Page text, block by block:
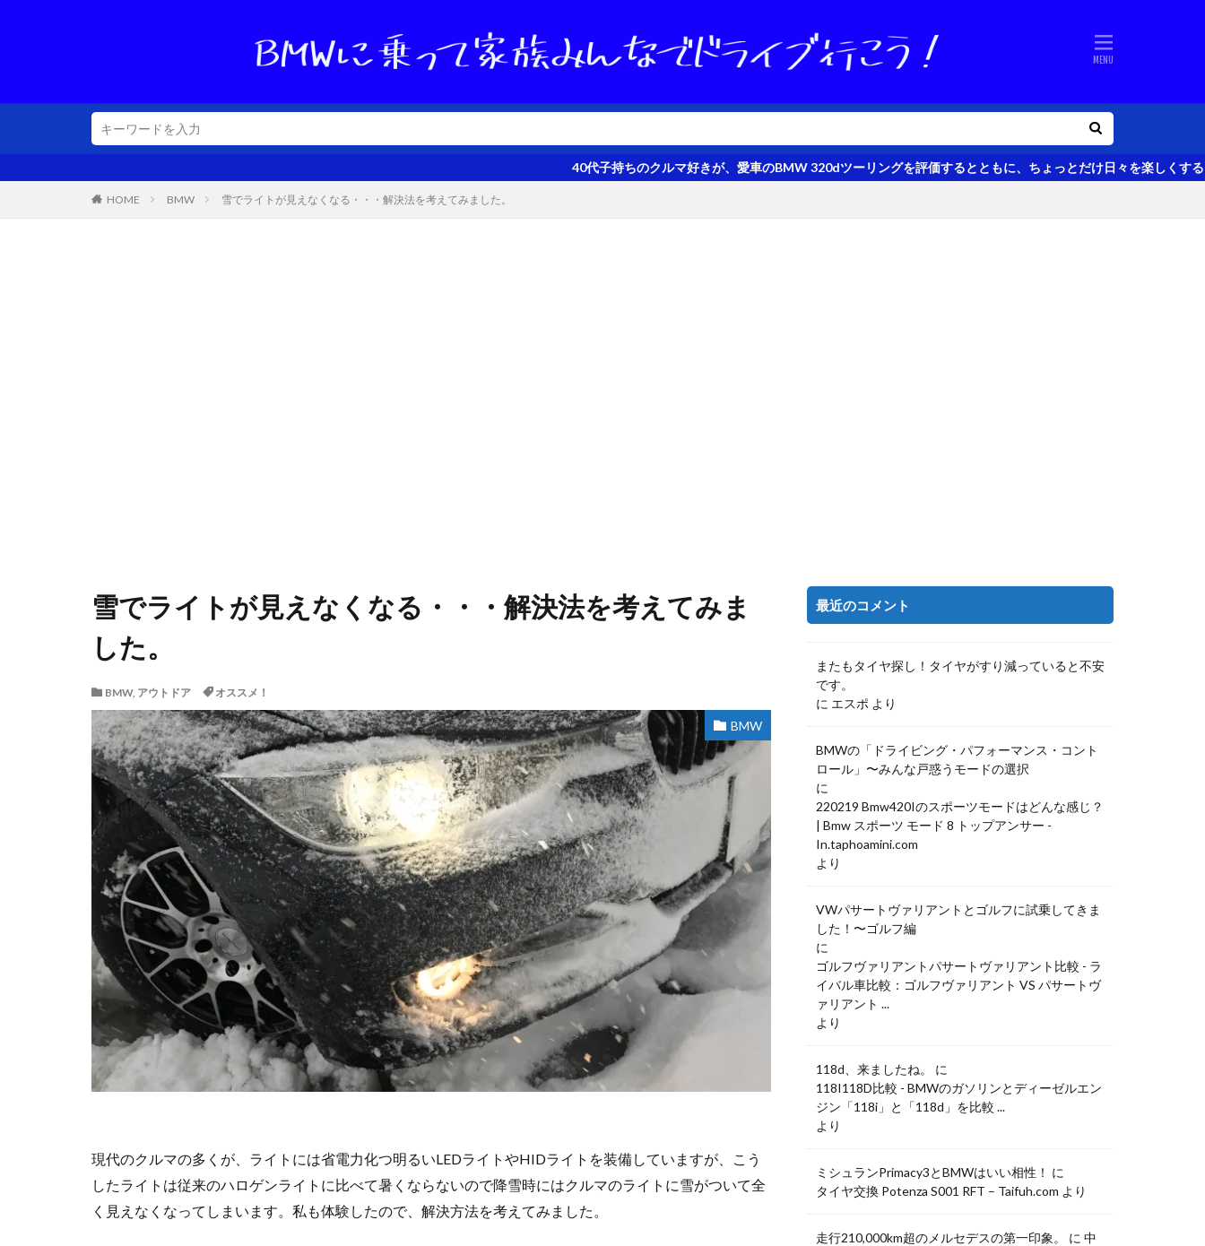
40代子持ちのクルマ好きが、愛車のBMW 320dツーリングを評価するとともに、ちょっとだけ日々を楽しくするクルマのある生活の
HOME BMW 雪でライトが見えなくなる・・・解決法を考えてみました。
雪でライトが見えなくなる・・・解決法を考えてみま
した。
BMW, アウトドア オススメ！
BMW
現代のクルマの多くが、ライトには省電力化つ明るいLEDライトやHIDライトを装備していますが、こう
したライトは従来のハロゲンライトに比べて暑くならないので降雪時にはクルマのライトに雪がついて全
く見えなくなってしまいます。私も体験したので、解決方法を考えてみました。
最近のコメント
またもタイヤ探し！タイヤがすり減っていると不安
です。
に エスポ より
BMWの「ドライビング・パフォーマンス・コント
ロール」〜みんな戸惑うモードの選択
に
220219 Bmw420Iのスポーツモードはどんな感じ？
| Bmw スポーツ モード 8 トップアンサー -
In.taphoamini.com
より
VWパサートヴァリアントとゴルフに試乗してきま
した！〜ゴルフ編
に
ゴルフヴァリアントパサートヴァリアント比較 - ラ
イバル車比較：ゴルフヴァリアント VS パサートヴ
ァリアント ...
より
118d、来ましたね。
に
118I118D比較 - BMWのガソリンとディーゼルエン
ジン「118i」と「118d」を比較 ...
より
ミシュランPrimacy3とBMWはいい相性！ に
タイヤ交換 Potenza S001 RFT – Taifuh.com より
走行210,000km超のメルセデスの第一印象。 に 中